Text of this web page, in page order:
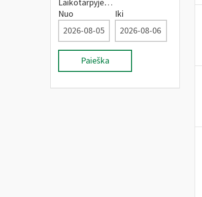
Laikotarpyje…
Nuo
Iki
Paieška